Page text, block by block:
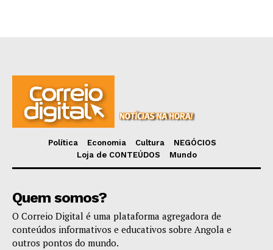
Política Economia Cultura
NEGÓCIOS
Loja de CONTEÚDOS
Mundo
Quem somos?
O Correio Digital é uma plataforma agregadora de
conteúdos informativos e educativos sobre Angola e
outros pontos do mundo.